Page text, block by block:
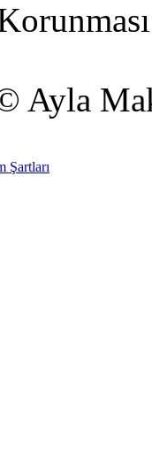
Ayla
Şartları